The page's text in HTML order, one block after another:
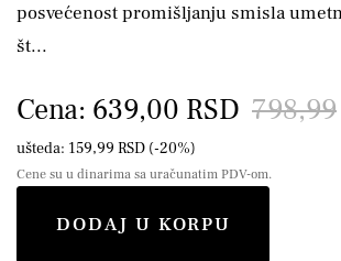
posvećenost promišljanju smisla
št...
Cena: 639,00 RSD 798,99
ušteda: 159,99 RSD (-20%)
Cene su u dinarima sa uračunatim PDV-om.
DODAJ U KORPU